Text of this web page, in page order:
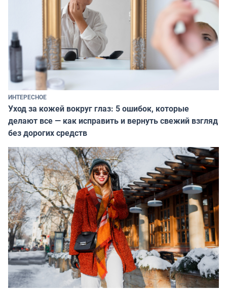
ИНТЕРЕСНОЕ
Уход за кожей вокруг глаз: 5 ошибок, которые
делают все — как исправить и вернуть свежий взгляд
без дорогих средств